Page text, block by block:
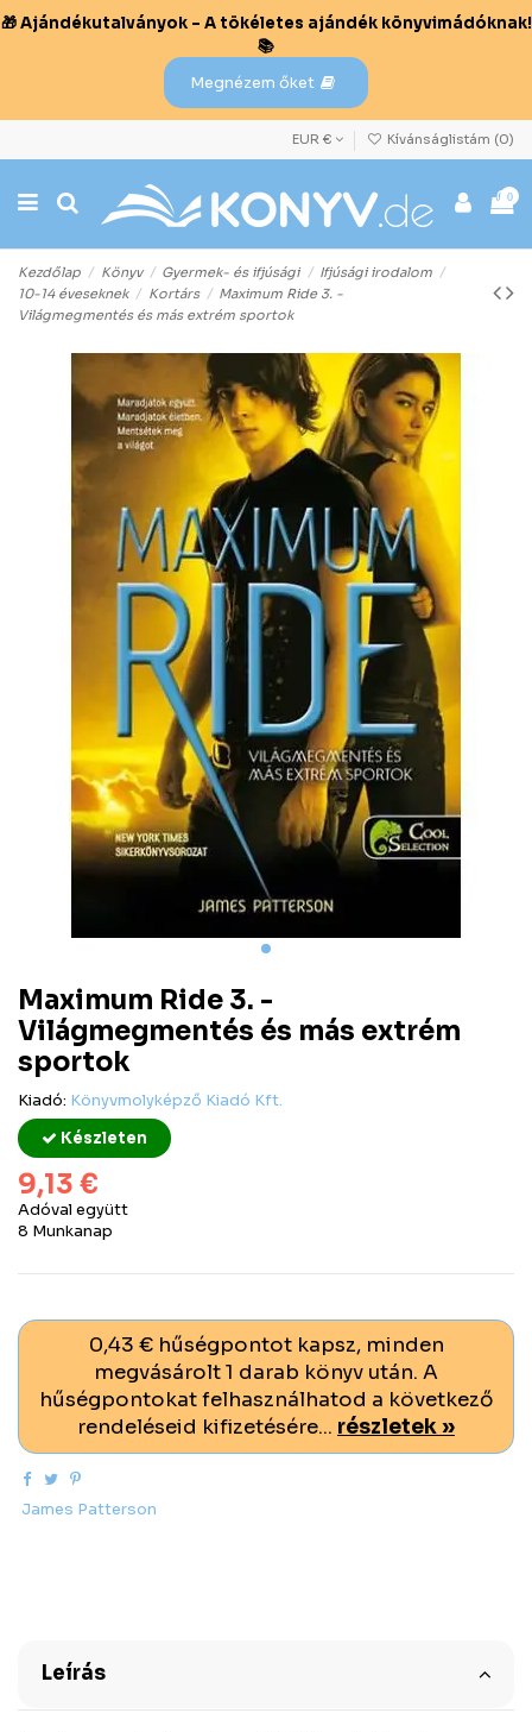
🎁 Ajándékutalványok – A tökéletes ajándék könyvimádóknak!
📚
Megnézem őket
EUR € Kívánságlistám (0)
0
Kezdőlap Könyv Gyermek- és ifjúsági
Ifjúsági irodalom
10-14 éveseknek
Kortárs
Maximum Ride 3. -
Világmegmentés és más extrém sportok
Maximum Ride 3. -
Világmegmentés és más extrém
sportok
Kiadó: Könyvmolyképző Kiadó Kft.
Készleten
9,13 €
Adóval együtt
8 Munkanap
0,43 € hűségpontot kapsz, minden
megvásárolt 1 darab könyv után. A
hűségpontokat felhasználhatod a következő
rendeléseid kifizetésére... részletek »
James Patterson
Leírás